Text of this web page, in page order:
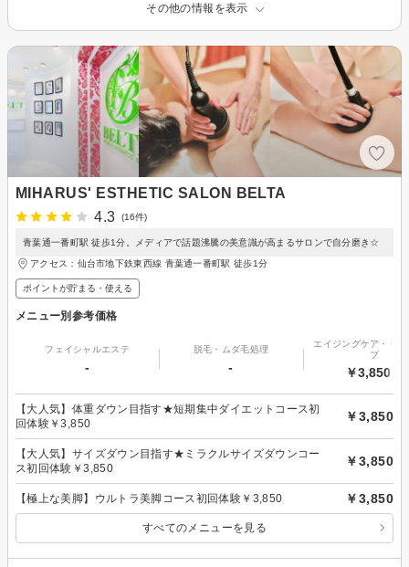
その他の情報を表示
MIHARUS' ESTHETIC SALON BELTA
4.3
(16件)
青葉通一番町駅 徒歩1分。メディアで話題沸騰の美意識が高まるサロンで自分磨き☆
アクセス：仙台市地下鉄東西線 青葉通一番町駅 徒歩1分
ポイントが貯まる・使える
メニュー別参考価格
フェイシャルエステ
-
脱毛・ムダ毛処理
-
エイジングケア・リ
プ
￥3,850～
【大人気】体重ダウン目指す★短期集中ダイエットコース初
回体験￥3,850
￥3,850
【大人気】サイズダウン目指す★ミラクルサイズダウンコー
ス初回体験￥3,850
￥3,850
【極上な美脚】ウルトラ美脚コース初回体験￥3,850 ￥3,850
すべてのメニューを見る